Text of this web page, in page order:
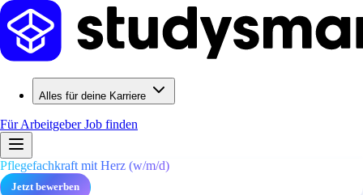
Alles für deine Karriere
Für ArbeitgeberJob finden
Pflegefachkraft mit Herz (w/m/d)
Jetzt bewerben